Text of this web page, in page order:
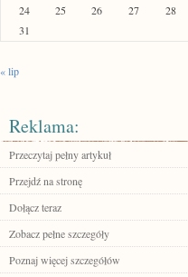
24
25 26 27 28
31
« lip
Reklama:
Przeczytaj pełny artykuł
Przejdź na stronę
Dołącz teraz
Zobacz pełne szczegóły
Poznaj więcej szczegółów